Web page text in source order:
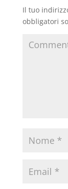
Il tuo
obbligatori